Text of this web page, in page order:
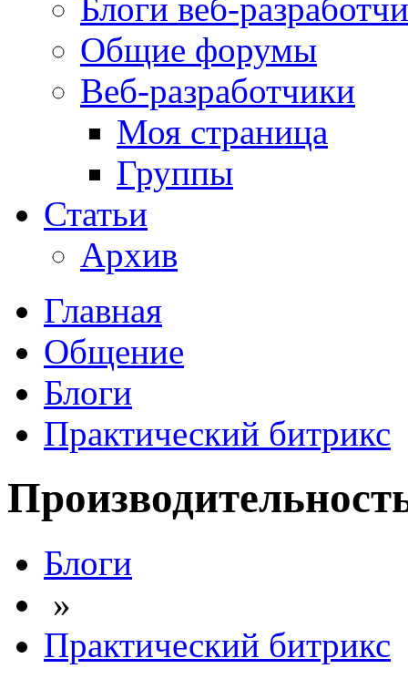
Блоги веб-
Общие форумы
Веб-разработчики
Моя страница
Группы
Статьи
Архив
Главная
Общение
Блоги
Практический битрикс
Блоги
»
Практический битрикс